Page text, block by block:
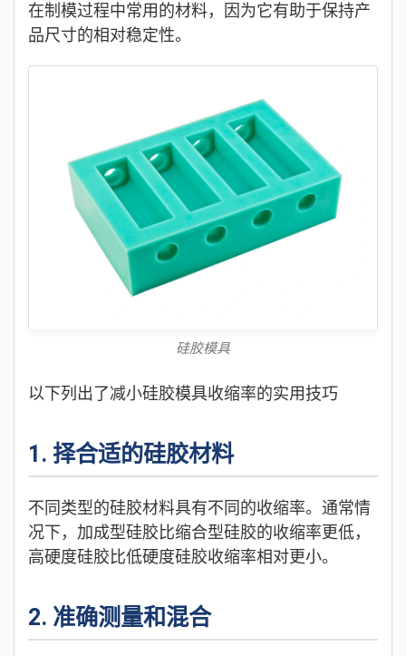
在制模过程中常用的材料，因为它有助于保持产
品尺寸的相对稳定性。
硅胶模具
以下列出了减小硅胶模具收缩率的实用技巧
1. 择合适的硅胶材料
不同类型的硅胶材料具有不同的收缩率。通常情
况下，加成型硅胶比缩合型硅胶的收缩率更低，
高硬度硅胶比低硬度硅胶收缩率相对更小。
2. 准确测量和混合